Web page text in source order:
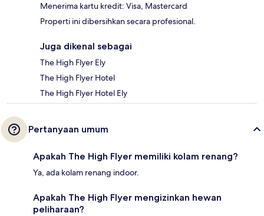
Menerima kartu kredit: Visa, Mastercard
Properti ini dibersihkan secara profesional.
Juga dikenal sebagai
The High Flyer Ely
The High Flyer Hotel
The High Flyer Hotel Ely
Pertanyaan umum
Apakah The High Flyer memiliki kolam renang?
Ya, ada kolam renang indoor.
Apakah The High Flyer mengizinkan hewan
peliharaan?